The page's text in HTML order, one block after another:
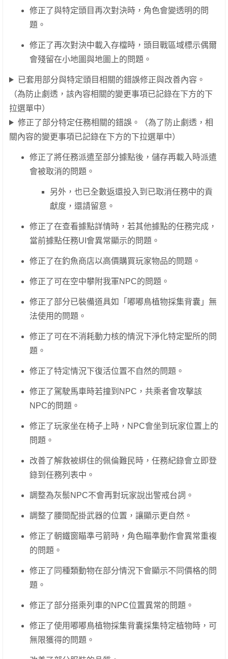
修正了與特定頭目再次對決時，角色會變透明的問
題。
修正了再次對決中載入存檔時，頭目戰區域標示偶爾
會殘留在小地圖與地圖上的問題。
已套用部分與特定頭目相關的錯誤修正與改善內容。
（為防止劇透，該內容相關的變更事項已記錄在下方的下
拉選單中）
修正了部分特定任務相關的錯誤。（為了防止劇透，相
關內容的變更事項已記錄在下方的下拉選單中）
修正了將任務派遣至部分據點後，儲存再載入時派遣
會被取消的問題。
另外，也已全數返還投入到已取消任務中的貢
獻度，還請留意。
修正了在查看據點詳情時，若其他據點的任務完成，
當前據點任務UI會異常顯示的問題。
修正了在釣魚商店以高價購買玩家物品的問題。
修正了可在空中攀附我軍NPC的問題。
修正了部分已裝備道具如「嘟嘟鳥植物採集背囊」無
法使用的問題。
修正了可在不消耗動力核的情況下淨化特定聖所的問
題。
修正了特定情況下復活位置不自然的問題。
修正了駕駛馬車時若撞到NPC，共乘者會攻擊該
NPC的問題。
修正了玩家坐在椅子上時，NPC會坐到玩家位置上的
問題。
改善了解救被綁住的佩倫難民時，任務紀錄會立即登
錄到任務列表中。
調整為灰鬃NPC不會再對玩家說出警戒台詞。
調整了腰間配掛武器的位置，讓顯示更自然。
修正了朝鐵窗瞄準弓箭時，角色瞄準動作會異常重複
的問題。
修正了同種類動物在部分情況下會顯示不同價格的問
題。
修正了部分搭乘列車的NPC位置異常的問題。
修正了使用嘟嘟鳥植物採集背囊採集特定植物時，可
無限獲得的問題。